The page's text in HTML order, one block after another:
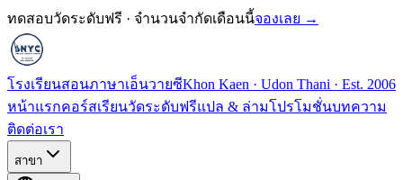
ทดสอบวัดระดับฟรี · จำนวนจำกัดเดือนนี้จองเลย →
โรงเรียนสอนภาษาเอ็นวายซีKhon Kaen · Udon Thani · Est. 2006
หน้าแรกคอร์สเรียนวัดระดับฟรีแปล & ล่ามโปรโมชั่นบทความ
ติดต่อเรา
สาขา